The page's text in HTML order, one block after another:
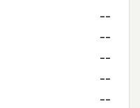
--
--
--
--
--